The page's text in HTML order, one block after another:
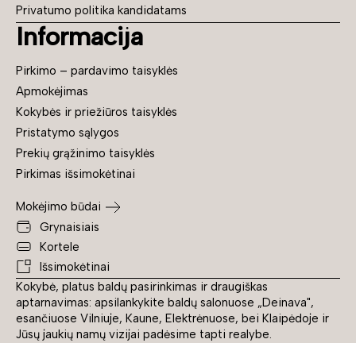
Kokybė, platus baldų pasirinkimas ir draugiškas
aptarnavimas: apsilankykite baldų salonuose „Deinava",
esančiuose Vilniuje, Kaune, Elektrėnuose, bei Klaipėdoje ir
Jūsų jaukių namų vizijai padėsime tapti realybe.
Privatumo politika kandidatams
Informacija
Pirkimo – pardavimo taisyklės
Apmokėjimas
Kokybės ir priežiūros taisyklės
Pristatymo sąlygos
Prekių grąžinimo taisyklės
Pirkimas išsimokėtinai
Mokėjimo būdai
Grynaisiais
Kortele
Išsimokėtinai